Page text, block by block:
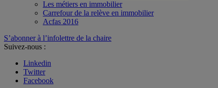
Les métiers en immobilier
Carrefour de la relève en immobilier
Acfas 2016
S’abonner à l’infolettre de la chaire
Suivez-nous :
Linkedin
Twitter
Facebook